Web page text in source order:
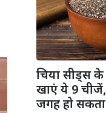
चिया सीड्स
खाएं ये 9
जगह हो